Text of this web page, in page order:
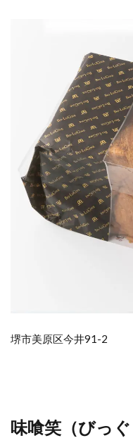
堺市美原区今井91-2
味喰笑（びっ